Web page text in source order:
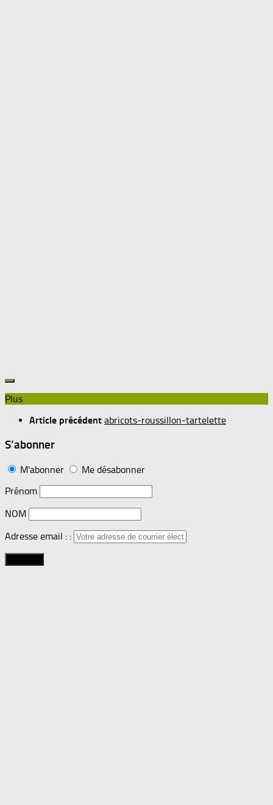
Plus
Article précédent abricots-roussillon-tartelette
S’abonner
M'abonner
Me désabonner
Prénom
NOM
Adresse email : :